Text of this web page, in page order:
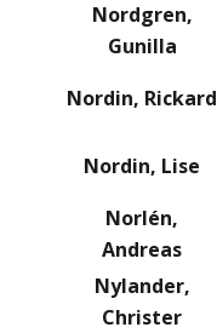
Nordgren,
Gunilla
Nordin, Rickard
Nordin, Lise
Norlén,
Andreas
Nylander,
Christer